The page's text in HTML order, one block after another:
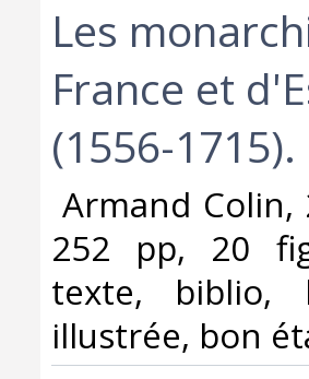
‎Les
France et
(1556-1715).‎
Armand
252 pp, 20
texte, biblio,
illustrée, bon